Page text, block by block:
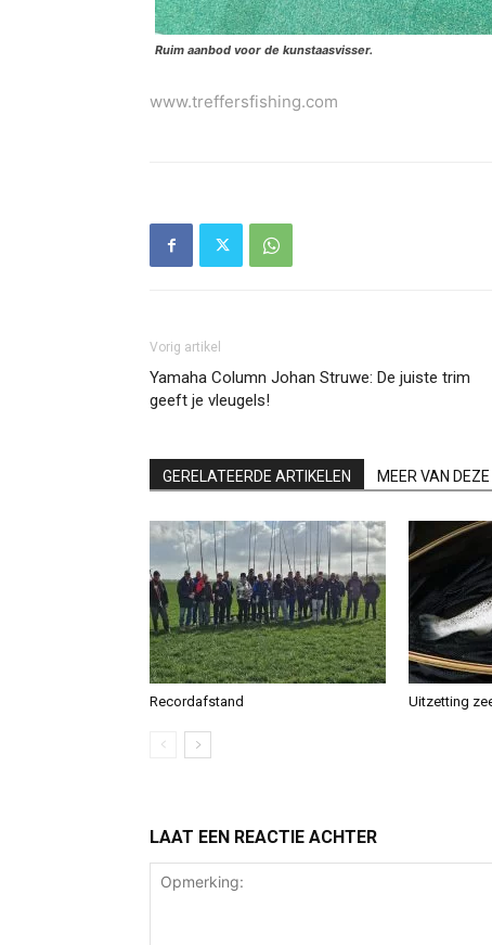
Ruim aanbod voor de kunstaasvisser.
www.treffersfishing.com
Vorig artikel
Yamaha Column Johan Struwe: De juiste trim
geeft je vleugels!
GERELATEERDE ARTIKELEN MEER VAN
Recordafstand Uitzetting
LAAT EEN REACTIE ACHTER